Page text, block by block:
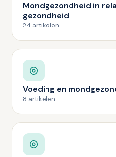
Mondgezondheid in
gezondheid
24 artikelen
Voeding en
8 artikelen